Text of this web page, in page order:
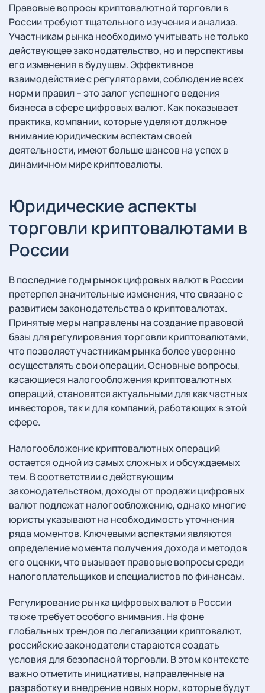
Правовые вопросы криптовалютной торговли в
России требуют тщательного изучения и анализа.
Участникам рынка необходимо учитывать не только
действующее законодательство, но и перспективы
его изменения в будущем. Эффективное
взаимодействие с регуляторами, соблюдение всех
норм и правил – это залог успешного ведения
бизнеса в сфере цифровых валют. Как показывает
практика, компании, которые уделяют должное
внимание юридическим аспектам своей
деятельности, имеют больше шансов на успех в
динамичном мире криптовалюты.
Юридические аспекты
торговли криптовалютами в
России
В последние годы рынок цифровых валют в России
претерпел значительные изменения, что связано с
развитием законодательства о криптовалютах.
Принятые меры направлены на создание правовой
базы для регулирования торговли криптовалютами,
что позволяет участникам рынка более уверенно
осуществлять свои операции. Основные вопросы,
касающиеся налогообложения криптовалютных
операций, становятся актуальными для как частных
инвесторов, так и для компаний, работающих в этой
сфере.
Налогообложение криптовалютных операций
остается одной из самых сложных и обсуждаемых
тем. В соответствии с действующим
законодательством, доходы от продажи цифровых
валют подлежат налогообложению, однако многие
юристы указывают на необходимость уточнения
ряда моментов. Ключевыми аспектами являются
определение момента получения дохода и методов
его оценки, что вызывает правовые вопросы среди
налогоплательщиков и специалистов по финансам.
Регулирование рынка цифровых валют в России
также требует особого внимания. На фоне
глобальных трендов по легализации криптовалют,
российские законодатели стараются создать
условия для безопасной торговли. В этом контексте
важно отметить инициативы, направленные на
разработку и внедрение новых норм, которые будут